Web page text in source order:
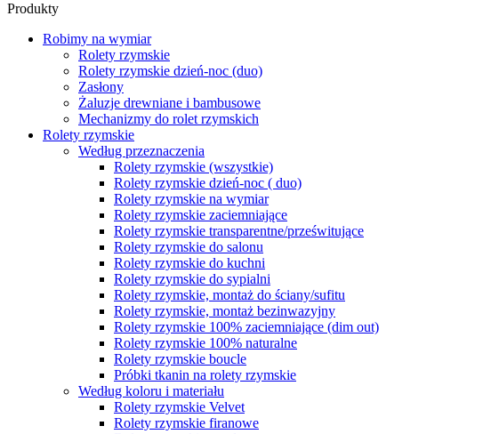
Produkty
Robimy na wymiar
Rolety rzymskie
Rolety rzymskie dzień-noc (duo)
Zasłony
Żaluzje drewniane i bambusowe
Mechanizmy do rolet rzymskich
Rolety rzymskie
Według przeznaczenia
Rolety rzymskie (wszystkie)
Rolety rzymskie dzień-noc ( duo)
Rolety rzymskie na wymiar
Rolety rzymskie zaciemniające
Rolety rzymskie transparentne/prześwitujące
Rolety rzymskie do salonu
Rolety rzymskie do kuchni
Rolety rzymskie do sypialni
Rolety rzymskie, montaż do ściany/sufitu
Rolety rzymskie, montaż bezinwazyjny
Rolety rzymskie 100% zaciemniające (dim out)
Rolety rzymskie 100% naturalne
Rolety rzymskie boucle
Próbki tkanin na rolety rzymskie
Według koloru i materiału
Rolety rzymskie Velvet
Rolety rzymskie firanowe